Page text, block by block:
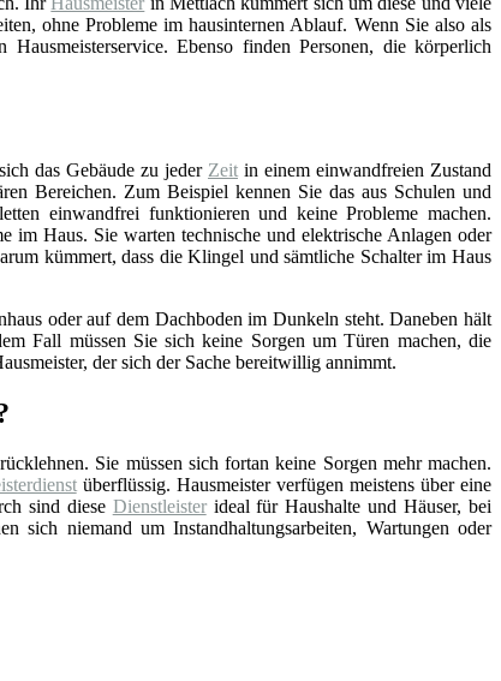
ohne Probleme im hausinternen Ablauf. Wenn Sie also als
Ebenso finden Personen, die körperlich
das Gebäude zu jeder Zeit in einem einwandfreien Zustand
Bereichen. Zum Beispiel kennen Sie das aus Schulen und
einwandfrei funktionieren und keine Probleme machen.
im Haus. Sie warten technische und elektrische Anlagen oder
kümmert, dass die Klingel und sämtliche Schalter im Haus
oder auf dem Dachboden im Dunkeln steht. Daneben hält
Fall müssen Sie sich keine Sorgen um Türen machen, die
der sich der Sache bereitwillig annimmt.
Sie müssen sich fortan keine Sorgen mehr machen.
überflüssig. Hausmeister verfügen meistens über eine
sind diese Dienstleisterideal für Haushalte und Häuser, bei
sich niemand um Instandhaltungsarbeiten, Wartungen oder